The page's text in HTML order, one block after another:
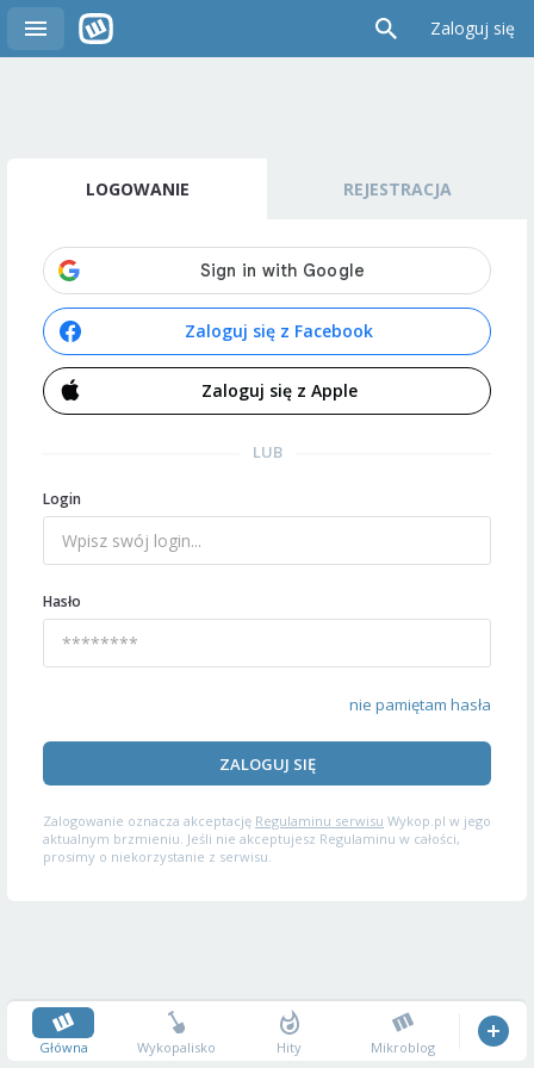
Zaloguj się
LOGOWANIE REJESTRACJA
Zaloguj się z Facebook
Zaloguj się z Apple
LUB
Login
Hasło
nie pamiętam hasła
ZALOGUJ SIĘ
Zalogowanie oznacza akceptację Regulaminu serwisu Wykop.pl w jego
aktualnym brzmieniu. Jeśli nie akceptujesz Regulaminu w całości,
prosimy o niekorzystanie z serwisu.
Główna Wykopalisko Hity Mikroblog